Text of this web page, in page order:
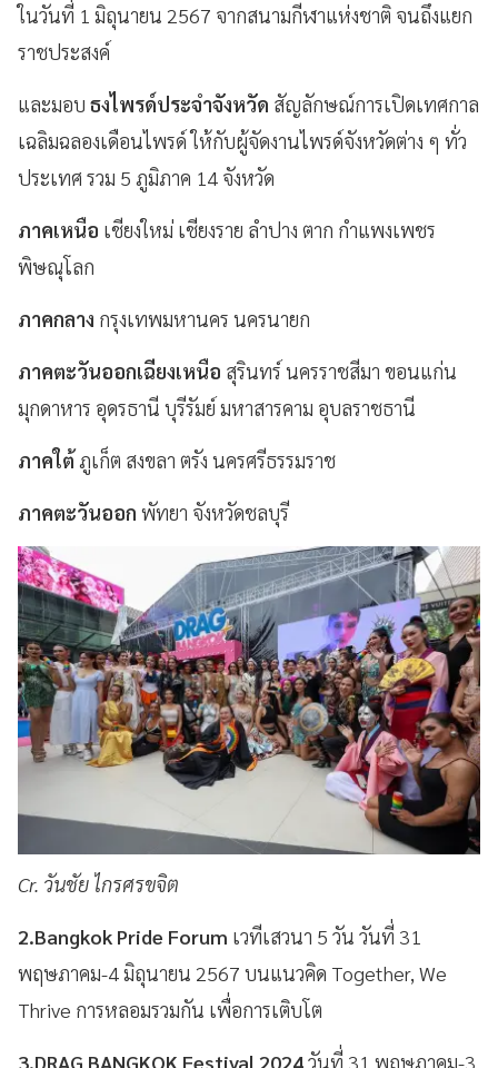
ในวันที่ 1 มิถุนายน 2567 จากสนามกีฬาแห่งชาติ จนถึงแยก
ราชประสงค์
และมอบ ธงไพรด์ประจำจังหวัด สัญลักษณ์การเปิดเทศกาล
เฉลิมฉลองเดือนไพรด์ ให้กับผู้จัดงานไพรด์จังหวัดต่าง ๆ ทั่ว
ประเทศ รวม 5 ภูมิภาค 14 จังหวัด
ภาคเหนือ เชียงใหม่ เชียงราย ลำปาง ตาก กำแพงเพชร
พิษณุโลก
ภาคกลาง กรุงเทพมหานคร นครนายก
ภาคตะวันออกเฉียงเหนือ สุรินทร์ นครราชสีมา ขอนแก่น
มุกดาหาร อุดรธานี บุรีรัมย์ มหาสารคาม อุบลราชธานี
ภาคใต้ภูเก็ต สงขลา ตรัง นครศรีธรรมราช
ภาคตะวันออก พัทยา จังหวัดชลบุรี
Cr. วันชัย ไกรศรขจิต
2.Bangkok Pride Forum เวทีเสวนา 5 วัน วันที่ 31
พฤษภาคม-4 มิถุนายน 2567 บนแนวคิด Together, We
Thrive การหลอมรวมกัน เพื่อการเติบโต
3.DRAG BANGKOK Festival 2024วันที่ 31 พฤษภาคม-3